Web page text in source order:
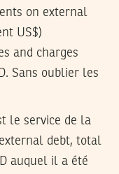
on external
US$)
and charges
Sans oublier les
le service de la
external debt, total
auquel il a été